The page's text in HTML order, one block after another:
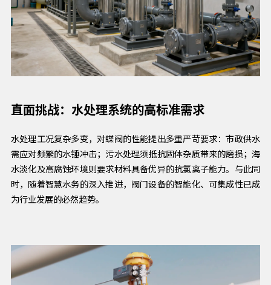
直面挑战：水处理系统的高标准需求
水处理工况复杂多变，对蝶阀的性能提出多重严苛要求：市政供水
需应对频繁的水锤冲击；污水处理须抵抗固体杂质带来的磨损；海
水淡化及高腐蚀环境则要求材料具备优异的抗氯离子能力。与此同
时，随着智慧水务的深入推进，阀门设备的智能化、可集成性已成
为行业发展的必然趋势。